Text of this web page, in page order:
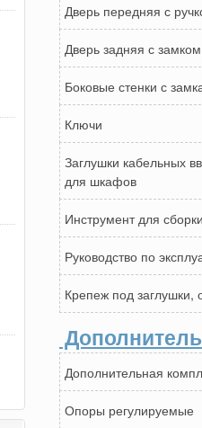
Дверь передняя с
Дверь задняя с замком
Боковые стенки с
Ключи
Заглушки кабельных
для шкафов
Инструмент для
Руководство по
Крепеж под заглушки,
Дополнительная
Опоры регулируемые